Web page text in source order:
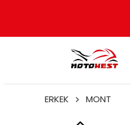
ERKEK MONT